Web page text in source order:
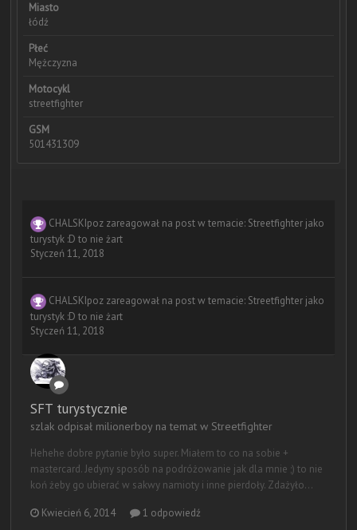
Miasto
łódź
Płeć
Mężczyzna
Motocykl
streetfighter
GSM
501431309
CHALSKIpoz zareagował na post w temacie: Streetfighter jako
turystyk :D to nie żart
Styczeń 11, 2018
CHALSKIpoz zareagował na post w temacie: Streetfighter jako
turystyk :D to nie żart
Styczeń 11, 2018
SFT turystycznie
szlak odpisał milionerboy na temat w Streetfighter
Hehehe dobre pytanie było super. Miałem to co na sobie +
mastercard. Jedyny sposób na podróżowanie jak dla mnie ;) to nie
koń żeby go ubierać w sakwy namioty i inne pierdoły. Zdażyło...
Kwiecień 6, 2014 1 odpowiedź